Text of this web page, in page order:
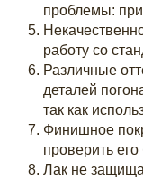
проблемы:
работу со
Различные
деталей
так как
Финишное
проверить
Лак не